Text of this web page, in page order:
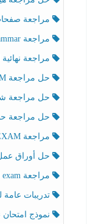
مراجعة صفحات
مراجعة Review Grammar حسب الهيكل اللغة الإنجليزية الصف الخامس الفصل الثالث
مراجعة نهائية
حل مراجعة FINAL EXAMاللغة الإنجليزية الصف الخامس الفصل الثالث
حل مراجعة شاملة
حل مراجعة حسب
مراجعة FINAL EXAMاللغة الإنجليزية الصف الخامس الفصل الثالث
حل أوراق عمل مراجعة
مراجعة Preparation for the Final exam اللغة الإنجليزية الصف الرابع الفصل الثالث
تدريبات عامة
نموذج امتحان